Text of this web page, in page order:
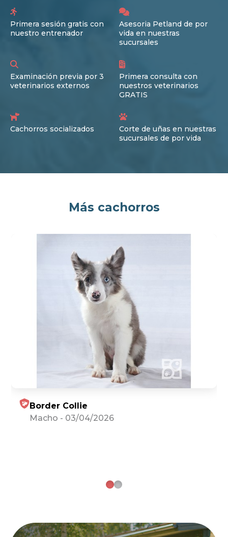
Primera sesión gratis con
nuestro entrenador
Asesoria Petland de por
vida en nuestras
sucursales
Examinación previa por 3
veterinarios externos
Primera consulta con
nuestros veterinarios
GRATIS
Cachorros socializados
Corte de uñas en nuestras
sucursales de por vida
Más cachorros
Border Collie
Macho - 03/04/2026